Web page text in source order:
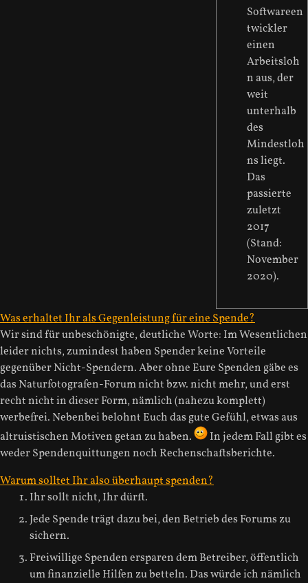
Softwareen
twickler
einen
Arbeitsloh
n aus, der
weit
unterhalb
des
Mindestloh
ns liegt.
Das
passierte
zuletzt
2017
(Stand:
November
2020).
Was erhaltet Ihr als Gegenleistung für eine Spende?
Wir sind für unbeschönigte, deutliche Worte: Im Wesentlichen
leider nichts, zumindest haben Spender keine Vorteile
gegenüber Nicht-Spendern. Aber ohne Eure Spenden gäbe es
das Naturfotografen-Forum nicht bzw. nicht mehr, und erst
recht nicht in dieser Form, nämlich (nahezu komplett)
werbefrei. Nebenbei belohnt Euch das gute Gefühl, etwas aus
altruistischen Motiven getan zu haben.
In jedem Fall gibt es
weder Spendenquittungen noch Rechenschaftsberichte.
Warum solltet Ihr also überhaupt spenden?
Ihr sollt nicht, Ihr dürft.
Jede Spende trägt dazu bei, den Betrieb des Forums zu
sichern.
Freiwillige Spenden ersparen dem Betreiber, öffentlich
um finanzielle Hilfen zu betteln. Das würde ich nämlich